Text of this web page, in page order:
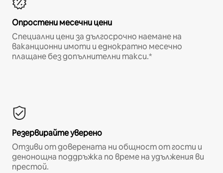
Опростени месечни цени
Специални цени за дългосрочно наемане на
ваканционни имоти и еднократно месечно
плащане без допълнителни такси.*
Резервирайте уверено
Отзиви от доверената ни общност от гости и
денонощна поддръжка по време на удължения ви
престой.